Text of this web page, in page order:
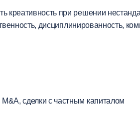
креативность при решении
дисциплинированность,
сделки с частным капиталом